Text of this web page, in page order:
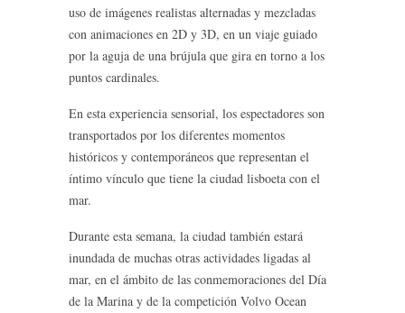
uso de imágenes realistas alternadas y mezcladas
con animaciones en 2D y 3D, en un viaje guiado
por la aguja de una brújula que gira en torno a los
puntos cardinales.
En esta experiencia sensorial, los espectadores son
transportados por los diferentes momentos
históricos y contemporáneos que representan el
íntimo vínculo que tiene la ciudad lisboeta con el
mar.
Durante esta semana, la ciudad también estará
inundada de muchas otras actividades ligadas al
mar, en el ámbito de las conmemoraciones del Día
de la Marina y de la competición Volvo Ocean